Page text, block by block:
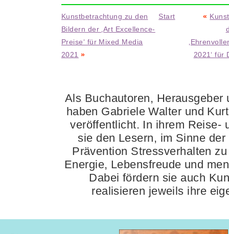
Kunstbetrachtung zu den
Bildern der ‚Art Excellence-
Preise‘ für Mixed Media
2021 »
Start «
2021‘ für
Als Buchautoren, Herausgeber
haben Gabriele Walter und
veröffentlicht. In ihrem Reise-
sie den Lesern, im Sinne
Prävention Stressverhalten
Energie, Lebensfreude und
Dabei fördern sie auch
realisieren jeweils ihre